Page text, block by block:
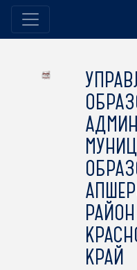
РАЙОН
КРАЙ